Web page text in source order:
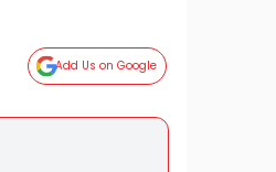
Add Us on Google